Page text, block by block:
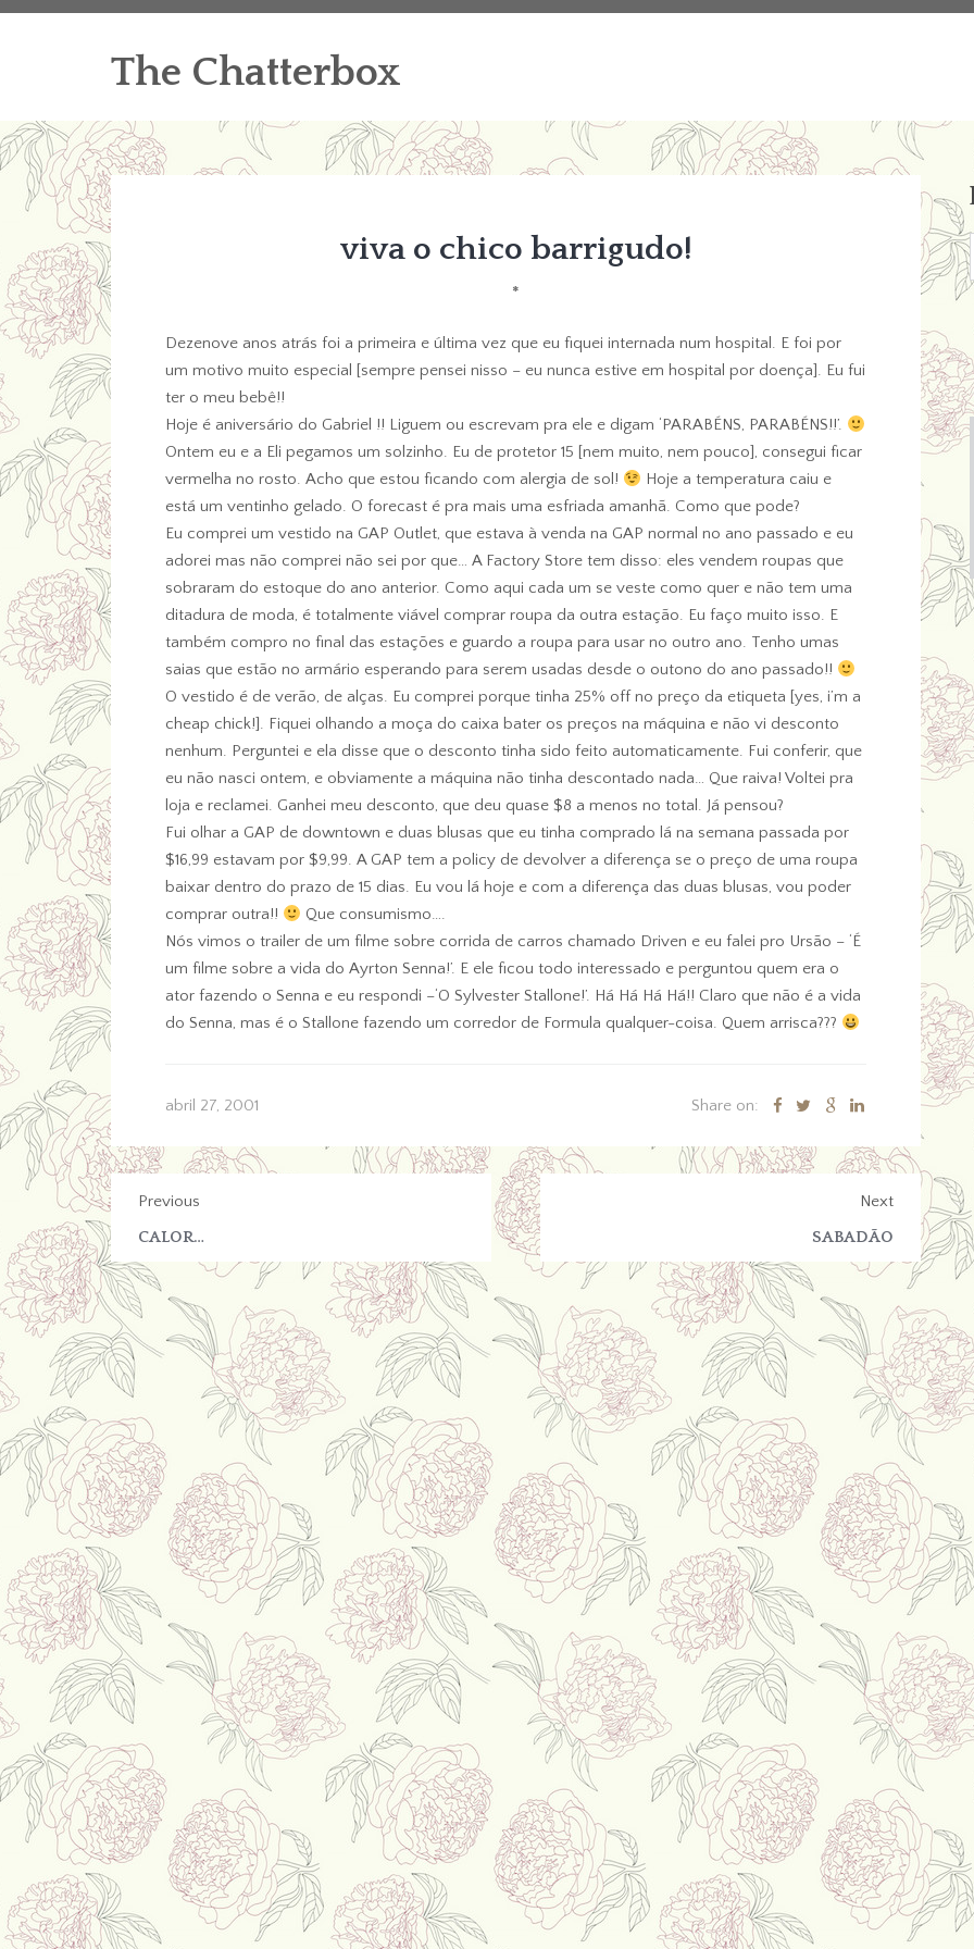
The Chatterbox
viva o chico barrigudo!
*
Dezenove anos atrás foi a primeira e última vez que eu fiquei internada num hospital. E foi por
um motivo muito especial [sempre pensei nisso – eu nunca estive em hospital por doença]. Eu fui
ter o meu bebê!!
Hoje é aniversário do Gabriel !! Liguem ou escrevam pra ele e digam ‘PARABÉNS, PARABÉNS!!’.
Ontem eu e a Eli pegamos um solzinho. Eu de protetor 15 [nem muito, nem pouco], consegui ficar
vermelha no rosto. Acho que estou ficando com alergia de sol!
Hoje a temperatura caiu e
está um ventinho gelado. O forecast é pra mais uma esfriada amanhã. Como que pode?
Eu comprei um vestido na GAP Outlet, que estava à venda na GAP normal no ano passado e eu
adorei mas não comprei não sei por que… A Factory Store tem disso: eles vendem roupas que
sobraram do estoque do ano anterior. Como aqui cada um se veste como quer e não tem uma
ditadura de moda, é totalmente viável comprar roupa da outra estação. Eu faço muito isso. E
também compro no final das estações e guardo a roupa para usar no outro ano. Tenho umas
saias que estão no armário esperando para serem usadas desde o outono do ano passado!!
O vestido é de verão, de alças. Eu comprei porque tinha 25% off no preço da etiqueta [yes, i’m a
cheap chick!]. Fiquei olhando a moça do caixa bater os preços na máquina e não vi desconto
nenhum. Perguntei e ela disse que o desconto tinha sido feito automaticamente. Fui conferir, que
eu não nasci ontem, e obviamente a máquina não tinha descontado nada… Que raiva! Voltei pra
loja e reclamei. Ganhei meu desconto, que deu quase $8 a menos no total. Já pensou?
Fui olhar a GAP de downtown e duas blusas que eu tinha comprado lá na semana passada por
$16,99 estavam por $9,99. A GAP tem a policy de devolver a diferença se o preço de uma roupa
baixar dentro do prazo de 15 dias. Eu vou lá hoje e com a diferença das duas blusas, vou poder
comprar outra!!
Que consumismo….
Nós vimos o trailer de um filme sobre corrida de carros chamado Driven e eu falei pro Ursão – ‘É
um filme sobre a vida do Ayrton Senna!’. E ele ficou todo interessado e perguntou quem era o
ator fazendo o Senna e eu respondi –‘O Sylvester Stallone!’. Há Há Há Há!! Claro que não é a vida
do Senna, mas é o Stallone fazendo um corredor de Formula qualquer-coisa. Quem arrisca???
abril 27, 2001 Share on:
Previous
CALOR…
Next
SABADÃO